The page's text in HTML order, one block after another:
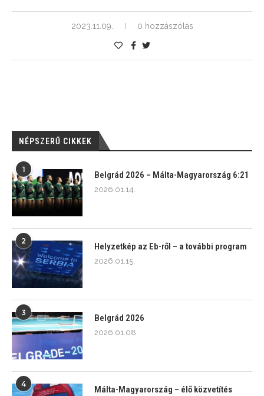
2023.11.09. 0 hozzászólás
NÉPSZERŰ CIKKEK
1
Belgrád 2026 – Málta-Magyarország 6:21
2026.01.14.
2
Helyzetkép az Eb-ről – a további program
2026.01.15.
3
Belgrád 2026
2026.01.08.
4
Málta-Magyarország – élő közvetítés